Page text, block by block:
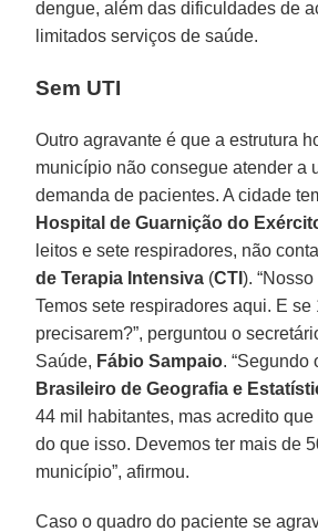
dengue, além das dificuldades de
limitados serviços de saúde.
Sem UTI
Outro agravante é que a estrutura
município não consegue atender a
demanda de pacientes. A cidade
Hospital de Guarnição do
leitos e sete respiradores, não
de Terapia Intensiva (CTI).
Temos sete respiradores aqui. E se
precisarem?”, perguntou o
Saúde, Fábio Sampaio. “Segundo
Brasileiro de Geografia e
44 mil habitantes, mas acredito
do que isso. Devemos ter mais de
município”, afirmou.
Caso o quadro do paciente se